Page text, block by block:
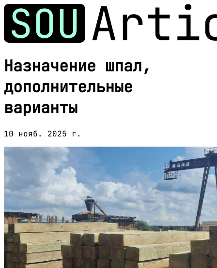
Назначение шпал,
дополнительные
варианты
10 нояб. 2025 г.